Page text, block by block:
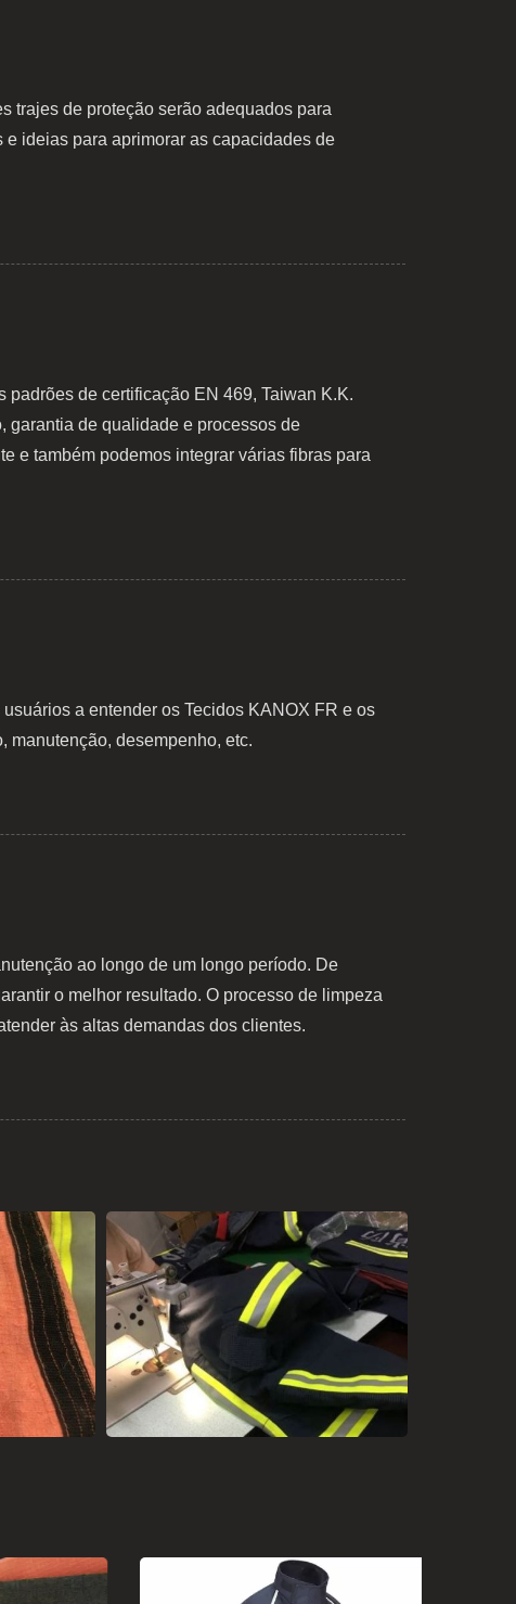
trajes de proteção serão adequados para
ideias para aprimorar as capacidades de
de certificação EN 469, Taiwan K.K.
garantia de qualidade e processos de
e também podemos integrar várias fibras para
a entender os Tecidos KANOX FR e os
manutenção, desempenho, etc.
ao longo de um longo período. De
o melhor resultado. O processo de limpeza
às altas demandas dos clientes.